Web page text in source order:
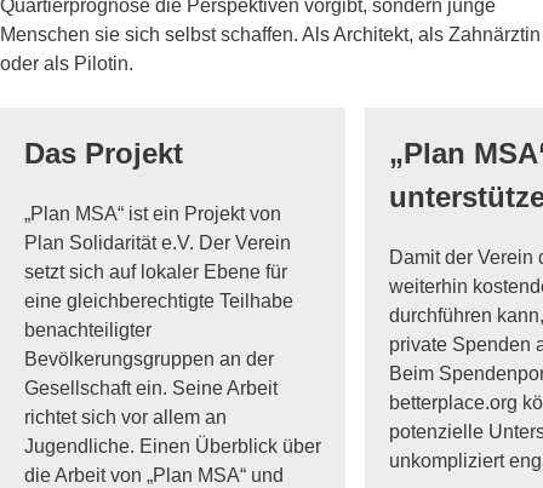
Quartierprognose die Perspektiven vorgibt, sondern junge
Menschen sie sich selbst schaffen. Als Architekt, als Zahnärztin
oder als Pilotin.
Das Projekt
„Plan MSA“ ist ein Projekt von
Plan Solidarität e.V. Der Verein
setzt sich auf lokaler Ebene für
eine gleichberechtigte Teilhabe
benachteiligter
Bevölkerungsgruppen an der
Gesellschaft ein. Seine Arbeit
richtet sich vor allem an
Jugendliche. Einen Überblick über
die Arbeit von „Plan MSA“ und
„Plan
Damit der Verein
weiterhin
durchführen
private Spenden
Beim
betterplace.org
potenzielle
unkompliziert